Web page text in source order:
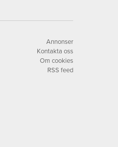
Annonser
Kontakta oss
Om cookies
RSS feed